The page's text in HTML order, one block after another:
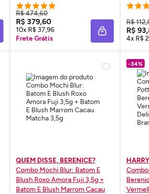
À SACOLA
R$ 474,60
R$ 379,60
10x R$ 37,96
Frete Grátis
COMPRE AGORA ❯
ADICIONAR À
R$
R$
4x R$
QUEM DISSE, BERENICE?
Combo Mochi Blur: Batom E
BlushRoxo Amora Fuji 3,5g +
Batom E BlushMarrom Cacau
-34%